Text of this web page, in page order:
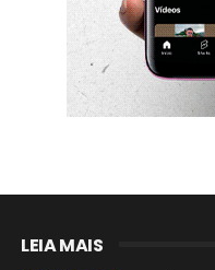
LEIA MAIS